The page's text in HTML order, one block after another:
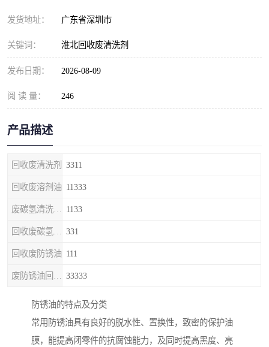
发货地址： 广东省深圳市
关键词： 淮北回收废清洗剂
发布日期： 2026-08-09
阅 读 量： 246
产品描述
回收废清洗剂 3311
回收废溶剂油 11333
1133
331
回收废防锈油 111
33333
防锈油的特点及分类
常用防锈油具有良好的脱水性、置换性，致密的保护油
膜，能提高闭零件的抗腐蚀能力，及同时提高黑度、亮